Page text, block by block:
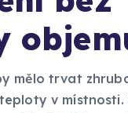
mělo trvat
v